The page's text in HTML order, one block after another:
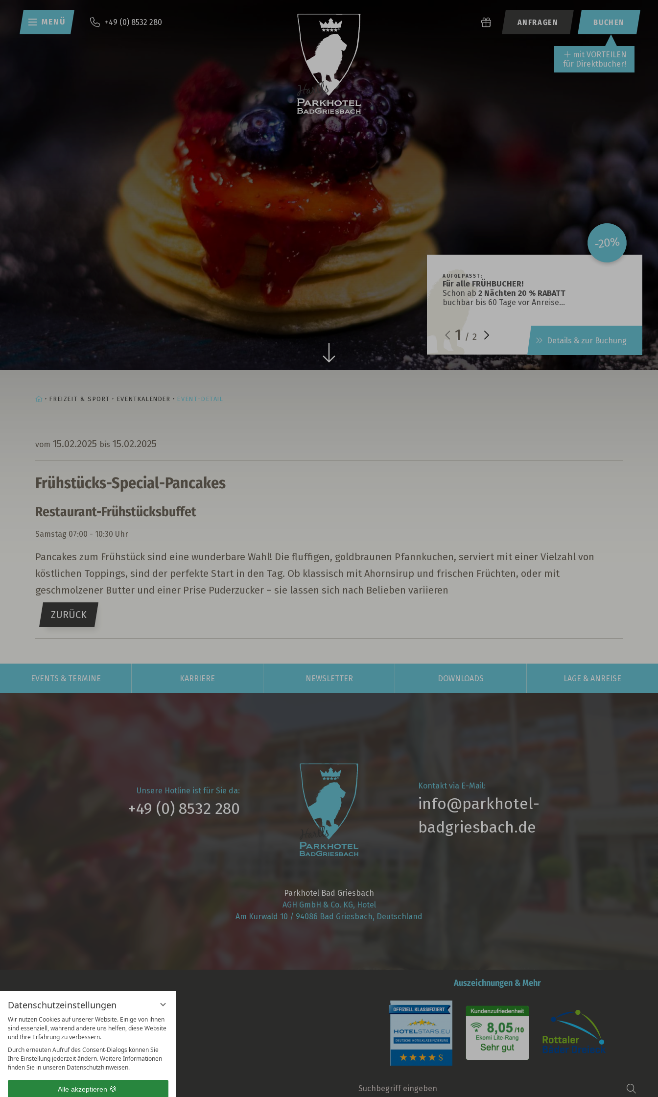
Datenschutzeinstellungen
Wir nutzen Cookies auf unserer Website. Einige von ihnen
sind essenziell, während andere uns helfen, diese Website
und Ihre Erfahrung zu verbessern.
Durch erneuten Aufruf des Consent-Dialogs können Sie
Ihre Einstellung jederzeit ändern. Weitere Informationen
finden Sie in unseren Datenschutzhinweisen.
Alle akzeptieren
MENÜ +49 (0) 8532 280 BUCHEN
ANFRAGEN
mit VORTEILEN
für Direktbucher!
Aus
Leidenschaft
1 / 2
-20%
AUFGEPASST:
Für alle FRÜHBUCHER!
Schon ab 2 Nächten 20 % RABATT
buchbar bis 60 Tage vor Anreise…
Details & zur Buchung
STARTSEITE
FREIZEIT & SPORT EVENTKALENDER EVENT-DETAIL
vom 15.02.2025 bis 15.02.2025
Frühstücks-Special-Pancakes
Restaurant-Frühstücksbuffet
Samstag 07:00 - 10:30 Uhr
Pancakes zum Frühstück sind eine wunderbare Wahl! Die fluffigen, goldbraunen Pfannkuchen, serviert mit einer Vielzahl von
köstlichen Toppings, sind der perfekte Start in den Tag. Ob klassisch mit Ahornsirup und frischen Früchten, oder mit
geschmolzener Butter und einer Prise Puderzucker – sie lassen sich nach Belieben variieren
ZURÜCK
EVENTS & TERMINE KARRIERE NEWSLETTER DOWNLOADS LAGE & ANREISE
Unsere Hotline ist für Sie da:
+49 (0) 8532 280
Kontakt via E-Mail:
info@parkhotel­-
badgriesbach.de
Parkhotel Bad Griesbach
AGH GmbH & Co. KG, Hotel
Am Kurwald 10 / 94086 Bad Griesbach, Deutschland
Auszeichnungen & Mehr
Suchbegriff